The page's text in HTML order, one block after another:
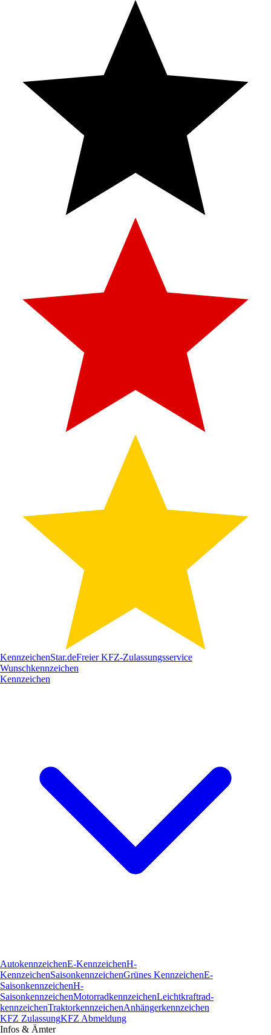
KennzeichenStar.deFreier KFZ-Zulassungsservice
Wunschkennzeichen
Kennzeichen
AutokennzeichenE-KennzeichenH-
KennzeichenSaisonkennzeichenGrünes KennzeichenE-
SaisonkennzeichenH-
SaisonkennzeichenMotorradkennzeichenLeichtkraftrad­
kennzeichenTraktorkennzeichenAnhängerkennzeichen
KFZ ZulassungKFZ Abmeldung
Infos & Ämter